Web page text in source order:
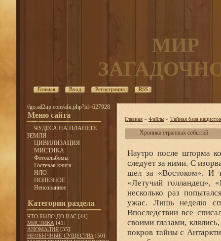
МИР
Главная Вход Регистрация RSS
//go.ad2up.com/afu.php?id=627928
Меню сайта
ЧУДЕСА НА ПЛАНЕТЕ
ЗЕМЛЯ
ЦИВИЛИЗАЦИЯ
МИСТИКА
Фотоальбомы
Гостевая книга
НЛО
ПОЛЕЗНОЕ
Непознанное
Категории раздела
ЧТО БЫЛО ДО НАС [44]
МИСТИКА [41]
АНОМАЛИЯ [35]
НЕОБЫЧНЫЕ СУЩЕСТВА [50]
Главная » Файлы » Тайная база
Хроника странных событий
Наутро после шторма
следует за ними. С
шел за «Востоком». И
«Летучий голландец»,
несколько раз
ужас. Лишь неделю
Впоследствии все
своими глазами,
покров тайны с